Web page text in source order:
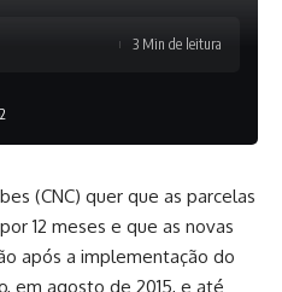
3 Min de leitura
(CNC) quer que as parcelas
12 meses e que as novas
após a implementação do
em agosto de 2015, e até